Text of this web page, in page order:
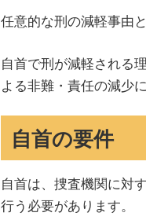
任意的な刑の減軽事由
自首で刑が減軽される
よる非難・責任の減少
自首の要件
自首は、捜査機関に対
行う必要があります。